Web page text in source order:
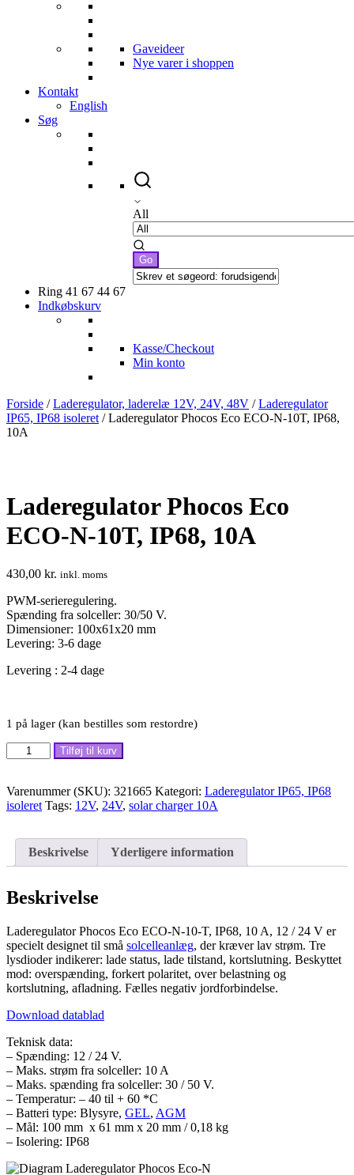
Gaveideer
Nye varer i shoppen
Kontakt
English
Søg
All
Ring 41 67 44 67
Indkøbskurv
Kasse/Checkout
Min konto
Forside /Laderegulator, laderelæ 12V, 24V, 48V /Laderegulator
IP65, IP68 isoleret / Laderegulator Phocos Eco ECO-N-10T, IP68,
10A
Laderegulator Phocos Eco
ECO-N-10T, IP68, 10A
430,00 kr. inkl. moms
PWM-serieregulering.
Spænding fra solceller: 30/50 V.
Dimensioner: 100x61x20 mm
Levering: 3-6 dage
Levering : 2-4 dage
1 på lager (kan bestilles som restordre)
Laderegulator
Phocos
ECO-
N-
antal
Tilføj til kurv
Varenummer (SKU): 321665 Kategori: Laderegulator IP65, IP68
isoleret Tags: 12V, 24V, solar charger 10A
Beskrivelse Yderligere information
Beskrivelse
Laderegulator Phocos Eco ECO-N-10-T, IP68, 10 A, 12 / 24 V er
specielt designet til små solcelleanlæg, der kræver lav strøm. Tre
lysdioder indikerer: lade status, lade tilstand, kortslutning. Beskyttet
mod: overspænding, forkert polaritet, over belastning og
kortslutning, afladning. Fælles negativ jordforbindelse.
Download datablad
Teknisk data:
– Spænding: 12 / 24 V.
– Maks. strøm fra solceller: 10 A
– Maks. spænding fra solceller: 30 / 50 V.
– Temperatur: – 40 til + 60 *C
– Batteri type: Blysyre, GEL, AGM
– Mål: 100 mm x 61 mm x 20 mm / 0,18 kg
– Isolering: IP68